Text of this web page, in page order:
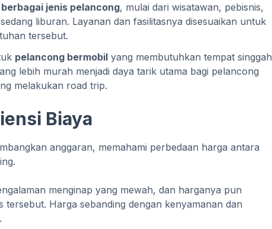
berbagai jenis pelancong, mulai dari wisatawan, pebisnis,
liburan. Layanan dan fasilitasnya disesuaikan untuk
tersebut.
pelancong bermobil yang membutuhkan tempat singgah
lebih murah menjadi daya tarik utama bagi pelancong
melakukan road trip.
Biaya
anggaran, memahami perbedaan harga antara
menginap yang mewah, dan harganya pun
tersebut. Harga sebanding dengan kenyamanan dan